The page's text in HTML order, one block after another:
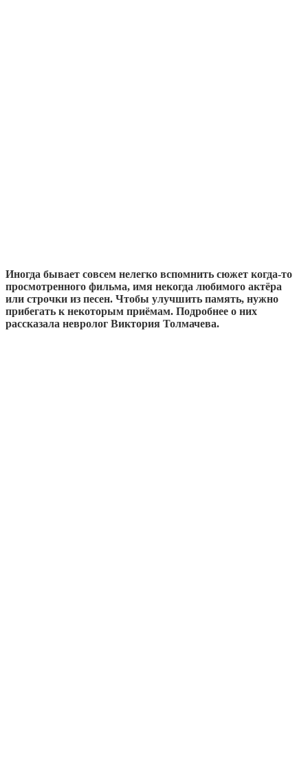
Иногда бывает совсем нелегко вспомнить сюжет когда-то
просмотренного фильма, имя некогда любимого актёра
или строчки из песен. Чтобы улучшить память, нужно
прибегать к некоторым приёмам. Подробнее о них
рассказала невролог Виктория Толмачева.